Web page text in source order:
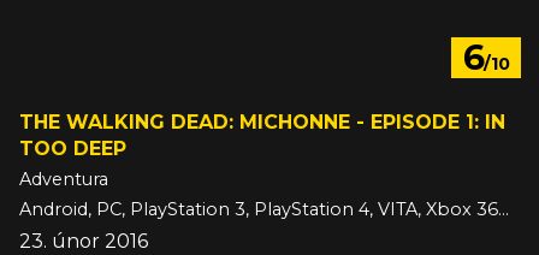
6/10
THE WALKING DEAD: MICHONNE - EPISODE 1: IN
TOO DEEP
Adventura
Android, PC, PlayStation 3, PlayStation 4, VITA, Xbox 360, Xbox One, iOS
23. únor 2016